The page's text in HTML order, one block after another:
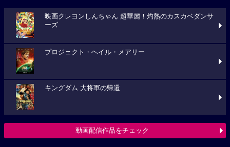
映画クレヨンしんちゃん 超華麗！灼熱のカスカベダンサ
ーズ
プロジェクト・ヘイル・メアリー
キングダム 大将軍の帰還
動画配信作品をチェック